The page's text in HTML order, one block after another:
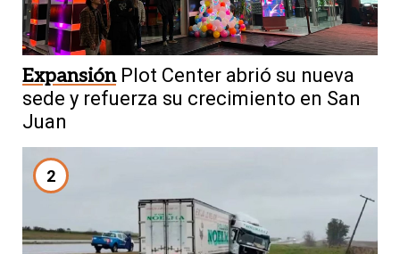
Expansión Plot Center abrió su nueva
sede y refuerza su crecimiento en San
Juan
2